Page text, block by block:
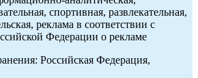
спортивная, развлекательная,
реклама в соответствии с
Федерации о рекламе
Российская Федерация,